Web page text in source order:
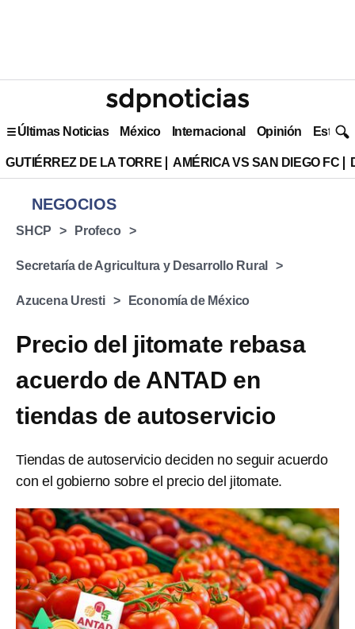
Últimas Noticias México Internacional Opinión Estilo
GUTIÉRREZ DE LA TORRE AMÉRICA VS SAN DIEGO FC
NEGOCIOS
SHCP Profeco
Secretaría de Agricultura y Desarrollo Rural
Azucena Uresti Economía de México
Precio del jitomate rebasa
acuerdo de ANTAD en
tiendas de autoservicio
Tiendas de autoservicio deciden no seguir acuerdo
con el gobierno sobre el precio del jitomate.